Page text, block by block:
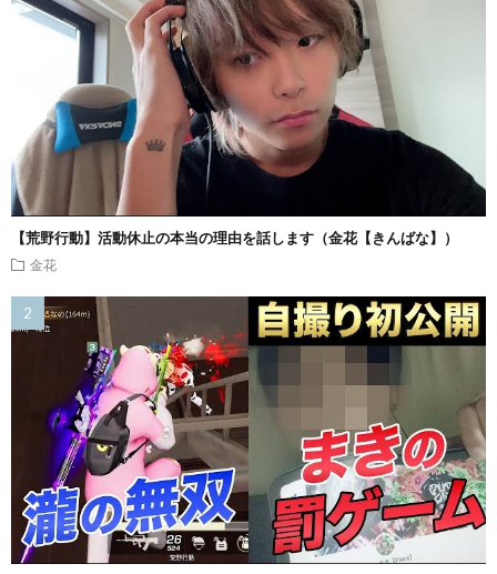
【荒野行動】活動休止の本当の理由を話します（金花【きんばな】）
金花